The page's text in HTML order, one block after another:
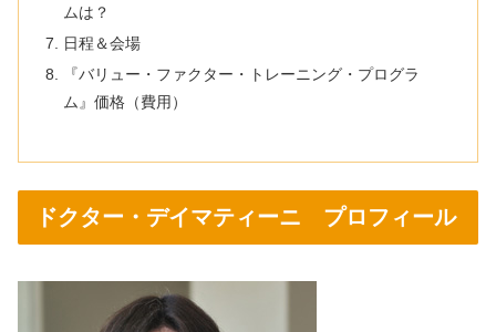
ムは？
日程＆会場
『バリュー・ファクター・トレーニング・プログラ
ム』価格（費用）
ドクター・デイマティーニ プロフィール